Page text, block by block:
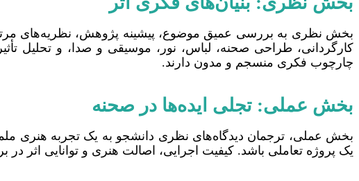
بخش نظری به بررسی عمیق موضوع، پیشینه پژوهش، نظریه‌های
کارگردانی، طراحی صحنه، لباس، نور، موسیقی و صدا، و تحلیل
چارچوب فکری منسجم و مدون دارند.
بخش عملی: تجلی ایده‌ها در صحنه
بخش عملی، ترجمان دیدگاه‌های نظری دانشجو به یک تجربه هنری
یک پروژه تعاملی باشد. کیفیت اجرایی، اصالت هنری و توانایی اثر